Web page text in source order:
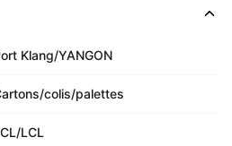
Klang/YANGON
colis/palettes
LCL